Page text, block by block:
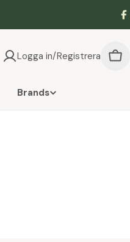
Logga in/Registrera
Brands